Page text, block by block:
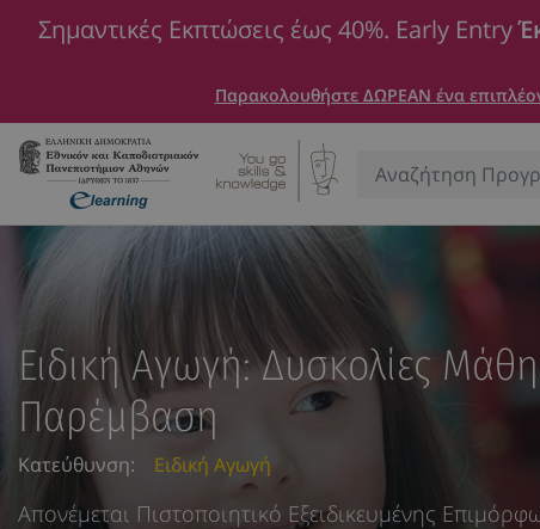
Σημαντικές Εκπτώσεις έως 40%. Early Entry
Παρακολουθήστε ΔΩΡΕΑΝ ένα
Αναζήτηση:
Ειδική Αγωγή: Δυσκολίες
Παρέμβαση
Κατεύθυνση: Ειδική Αγωγή
Απονέμεται Πιστοποιητικό Εξειδικευμένης